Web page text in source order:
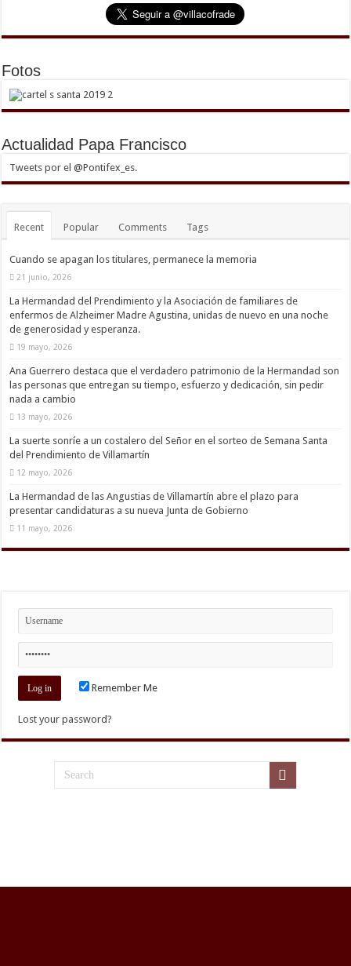
Fotos
Actualidad Papa Francisco
Tweets por el @Pontifex_es.
Recent Popular Comments Tags
Cuando se apagan los titulares, permanece la memoria
21 junio, 2026
La Hermandad del Prendimiento y la Asociación de familiares de
enfermos de Alzheimer Madre Agustina, unidas de nuevo en una noche
de generosidad y esperanza.
19 mayo, 2026
Ana Guerrero destaca que el verdadero patrimonio de la Hermandad son
las personas que entregan su tiempo, esfuerzo y dedicación, sin pedir
nada a cambio
13 mayo, 2026
La suerte sonríe a un costalero del Señor en el sorteo de Semana Santa
del Prendimiento de Villamartín
12 mayo, 2026
La Hermandad de las Angustias de Villamartín abre el plazo para
presentar candidaturas a su nueva Junta de Gobierno
11 mayo, 2026
Remember Me
Lost your password?